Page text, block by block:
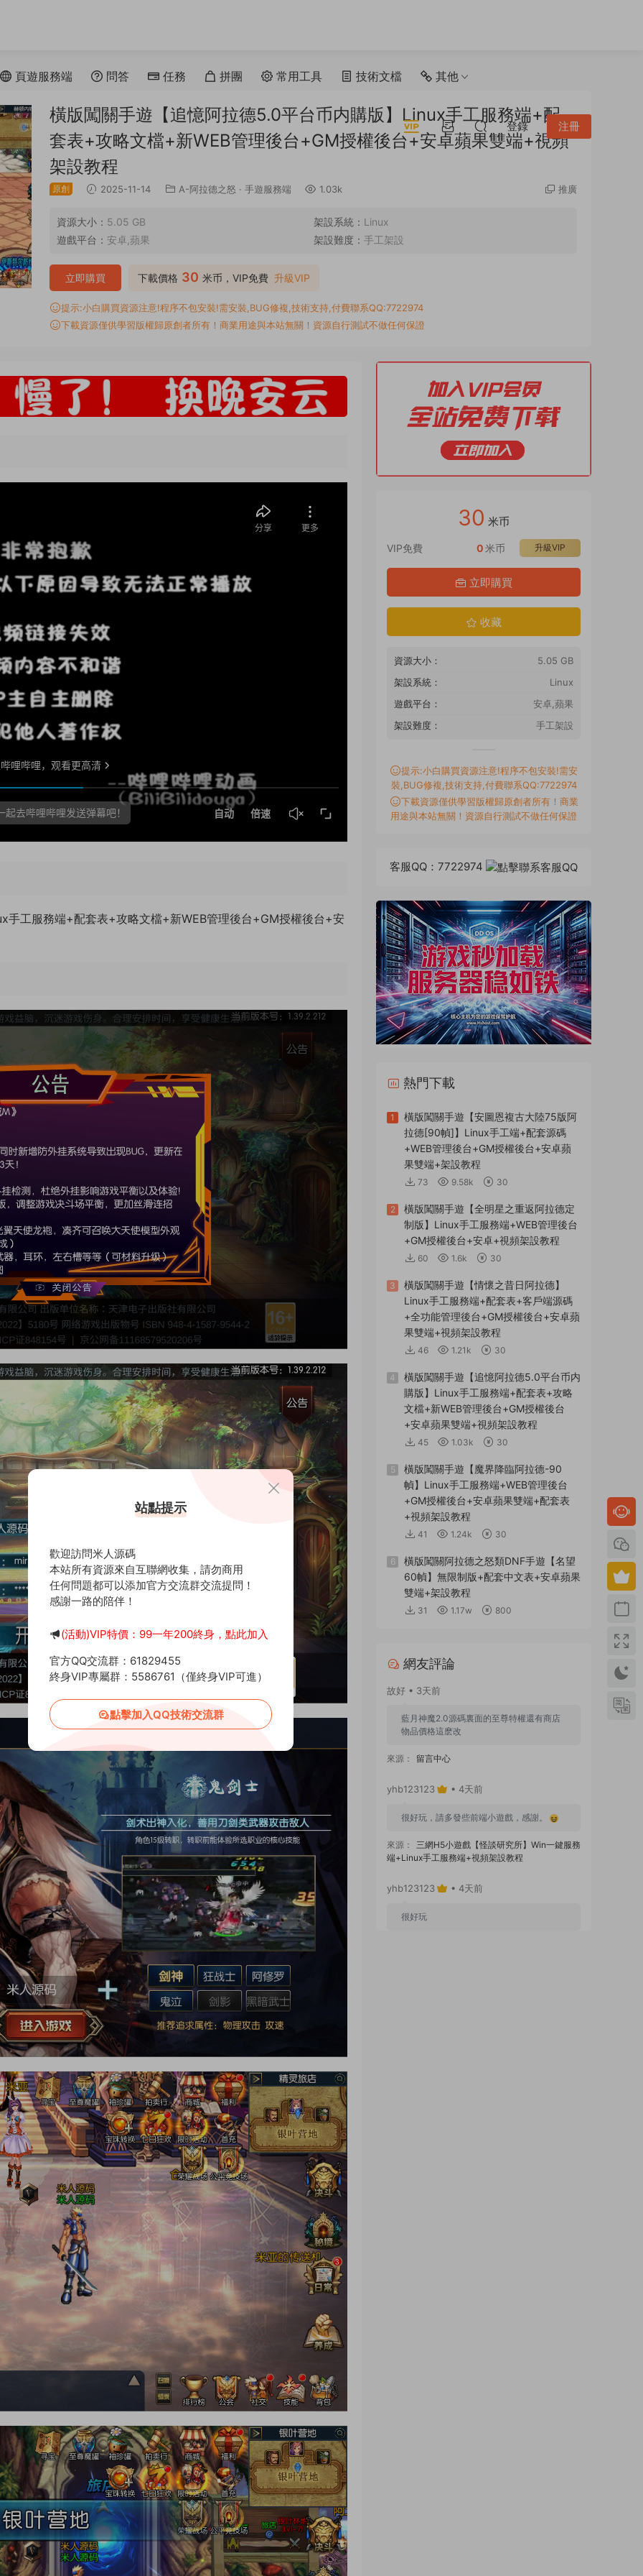
頁遊服務端 問答 任務 拼團 常用工具 技術文檔 其他
登錄 注冊
橫版闖關手遊【追憶阿拉德5.0平台币内購版】Linux手工服務端+配
套表+攻略文檔+新WEB管理後台+GM授權後台+安卓蘋果雙端+視頻
架設教程
原創 2025-11-14 A-阿拉德之怒 · 手遊服務端 1.03k 推廣
資源大小： 5.05 GB 架設系統： Linux
遊戲平台： 安卓,蘋果 架設難度： 手工架設
下載價格 30 米币，VIP免費 升級VIP
立即購買
提示:小白購買資源注意!程序不包安裝!需安裝,BUG修複,技術支持,付費聯系QQ:7722974
下載資源僅供學習版權歸原創者所有！商業用途與本站無關！資源自行測試不做任何保證
手工服務端+配套表+攻略文檔+新WEB管理後台+GM授權後台+安
30 米币
VIP免費 升級VIP
0米币
立即購買
收藏
資源大小：
5.05 GB
架設系統：
Linux
遊戲平台：
安卓,蘋果
架設難度：
手工架設
提示:小白購買資源注意!程序不包安裝!需安
裝,BUG修複,技術支持,付費聯系QQ:7722974
下載資源僅供學習版權歸原創者所有！商業
用途與本站無關！資源自行測試不做任何保證
客服QQ：7722974
熱門下載
1
橫版闖關手遊【安圖恩複古大陸75版阿
拉德[90幀]】Linux手工端+配套源碼
+WEB管理後台+GM授權後台+安卓蘋
果雙端+架設教程
73 9.58k 30
2
橫版闖關手遊【全明星之重返阿拉德定
制版】Linux手工服務端+WEB管理後台
+GM授權後台+安卓+視頻架設教程
60 1.6k 30
3
橫版闖關手遊【情懷之昔日阿拉德】
Linux手工服務端+配套表+客戶端源碼
+全功能管理後台+GM授權後台+安卓蘋
果雙端+視頻架設教程
46 1.21k 30
4
橫版闖關手遊【追憶阿拉德5.0平台币内
購版】Linux手工服務端+配套表+攻略
文檔+新WEB管理後台+GM授權後台
+安卓蘋果雙端+視頻架設教程
45 1.03k 30
5
橫版闖關手遊【魔界降臨阿拉德-90
幀】Linux手工服務端+WEB管理後台
+GM授權後台+安卓蘋果雙端+配套表
+視頻架設教程
41 1.24k 30
6
橫版闖關阿拉德之怒類DNF手遊【名望
60幀】無限制版+配套中文表+安卓蘋果
雙端+架設教程
31 1.17w 800
網友評論
故好 • 3天前
藍月神魔2.0源碼裏面的至尊特權還有商店
物品價格這麽改
來源： 留言中心
yhb123123 • 4天前
很好玩，請多發些前端小遊戲，感謝。
來源：
三網H5小遊戲【怪談研究所】Win一鍵服務
端+Linux手工服務端+視頻架設教程
yhb123123 • 4天前
很好玩
站點提示
歡迎訪問米人源碼
本站所有資源來自互聯網收集，請勿商用
任何問題都可以添加官方交流群交流提問！
感謝一路的陪伴！
(活動)VIP特價：99一年200終身，點此加入
官方QQ交流群：61829455
終身VIP專屬群：5586761（僅終身VIP可進）
點擊加入QQ技術交流群